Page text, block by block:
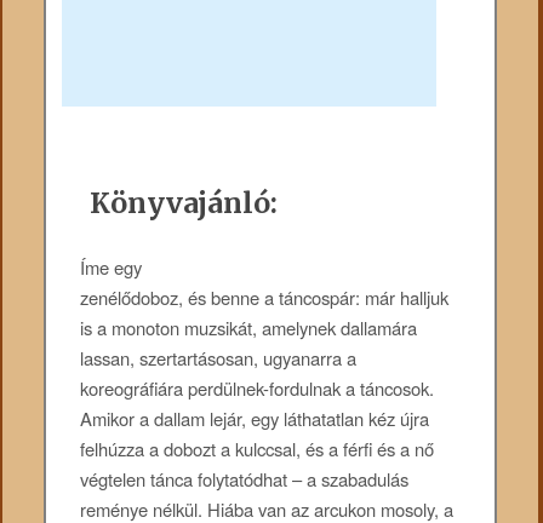
Könyvajánló:
Íme ​​egy
zenélődoboz, és benne a táncospár: már halljuk
is a monoton muzsikát, amelynek dallamára
lassan, szertartásosan, ugyanarra a
koreográfiára perdülnek-fordulnak a táncosok.
Amikor a dallam lejár, egy láthatatlan kéz újra
felhúzza a dobozt a kulccsal, és a férfi és a nő
végtelen tánca folytatódhat – a szabadulás
reménye nélkül. Hiába van az arcukon mosoly, a